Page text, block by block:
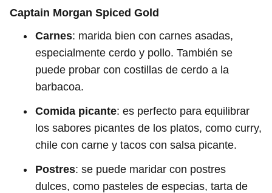
Captain Morgan Spiced Gold
Carnes: marida bien con carnes asadas,
especialmente cerdo y pollo. También se
puede probar con costillas de cerdo a la
barbacoa.
Comida picante: es perfecto para equilibrar
los sabores picantes de los platos, como curry,
chile con carne y tacos con salsa picante.
Postres: se puede maridar con postres
dulces, como pasteles de especias, tarta de